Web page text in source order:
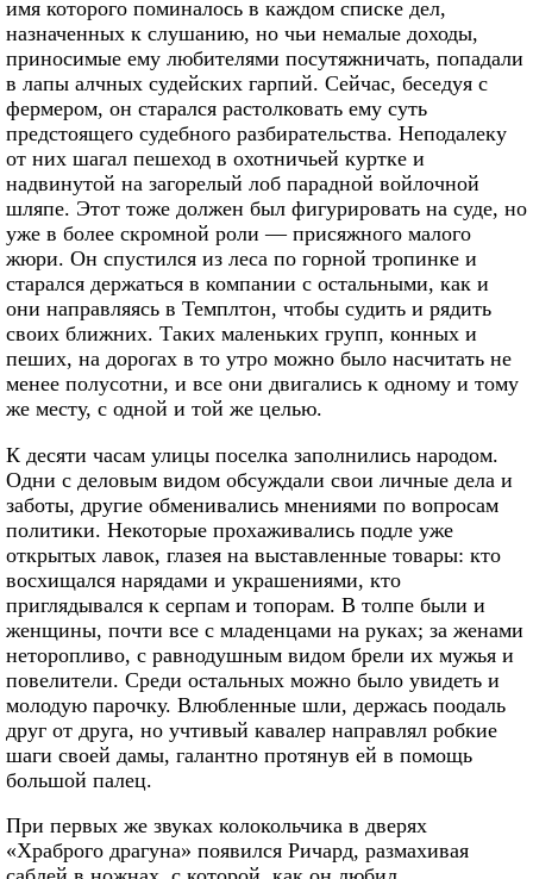
имя которого поминалось в каждом списке дел,
назначенных к слушанию, но чьи немалые доходы,
приносимые ему любителями посутяжничать, попадали
в лапы алчных судейских гарпий. Сейчас, беседуя с
фермером, он старался растолковать ему суть
предстоящего судебного разбирательства. Неподалеку
от них шагал пешеход в охотничьей куртке и
надвинутой на загорелый лоб парадной войлочной
шляпе. Этот тоже должен был фигурировать на суде, но
уже в более скромной роли — присяжного малого
жюри. Он спустился из леса по горной тропинке и
старался держаться в компании с остальными, как и
они направляясь в Темплтон, чтобы судить и рядить
своих ближних. Таких маленьких групп, конных и
пеших, на дорогах в то утро можно было насчитать не
менее полусотни, и все они двигались к одному и тому
же месту, с одной и той же целью.
К десяти часам улицы поселка заполнились народом.
Одни с деловым видом обсуждали свои личные дела и
заботы, другие обменивались мнениями по вопросам
политики. Некоторые прохаживались подле уже
открытых лавок, глазея на выставленные товары: кто
восхищался нарядами и украшениями, кто
приглядывался к серпам и топорам. В толпе были и
женщины, почти все с младенцами на руках; за женами
неторопливо, с равнодушным видом брели их мужья и
повелители. Среди остальных можно было увидеть и
молодую парочку. Влюбленные шли, держась поодаль
друг от друга, но учтивый кавалер направлял робкие
шаги своей дамы, галантно протянув ей в помощь
большой палец.
При первых же звуках колокольчика в дверях
«Храброго драгуна» появился Ричард, размахивая